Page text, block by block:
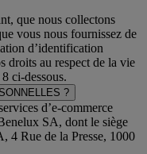
que nous collectons
vous nous fournissez de
d’identification
droits au respect de la vie
ci-dessous.
?
d’e-commerce
SA, dont le siège
4 Rue de la Presse, 1000